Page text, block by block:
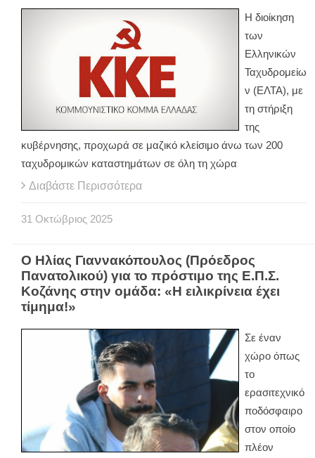
Η διοίκηση
των
Ελληνικών
Ταχυδρομείω
ν (ΕΛΤΑ), με
τη στήριξη
της
κυβέρνησης, προχωρά σε μαζικό κλείσιμο άνω των 200
ταχυδρομικών καταστημάτων σε όλη τη χώρα
Διαβάστε Περισσότερα
31 Οκτώβριος 2025
Ο Ηλίας Γιαννακόπουλος (Πρόεδρος
Πανατολικού) για το πρόστιμο της Ε.Π.Σ.
Κοζάνης στην ομάδα: «Η ειλικρίνεια έχει
τίμημα!»
Σε έναν
χώρο όπως
το
ερασιτεχνικό
ποδόσφαιρο
στον οποίο
πλέον